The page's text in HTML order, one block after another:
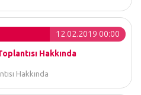
12.02.2019 00:00
Hakkında
Hakkında